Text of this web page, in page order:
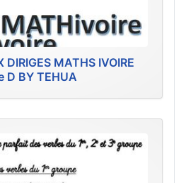
DIRIGES MATHS IVOIRE
D BY TEHUA